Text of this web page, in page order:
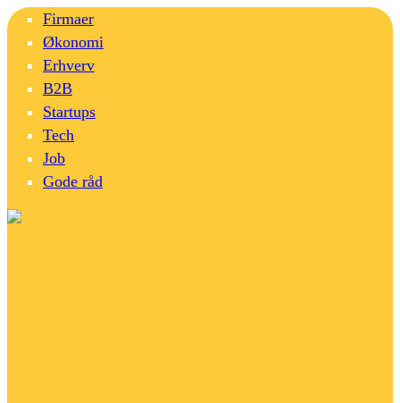
Firmaer
Økonomi
Erhverv
B2B
Startups
Tech
Job
Gode råd